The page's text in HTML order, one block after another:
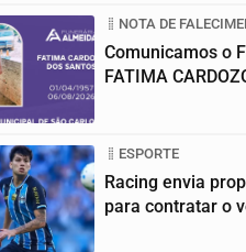
NOTA DE
Comunicamos o
FATIMA
ESPORTE
Racing envia
para contratar o